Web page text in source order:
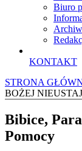
Biuro
KONTAKT
STRONA
BOŻEJ
Bibice,
Pomocy